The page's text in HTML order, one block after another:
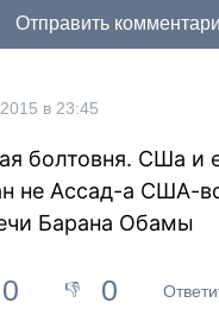
Отправить
в 23:45
болтовня. СШа и
не Ассад-а США-
Барана Обамы
0 👎 0